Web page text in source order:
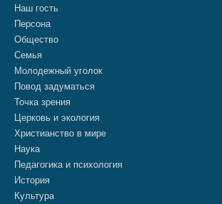
Наш гость
Персона
Общество
Семья
Молодежный уголок
Повод задуматься
Точка зрения
Церковь и экология
Христианство в мире
Наука
Педагогика и психология
История
Культура